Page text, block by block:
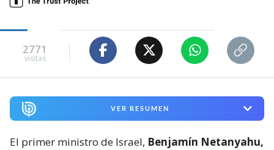
2771
visitas
VER RESUMEN
El primer ministro de Israel, Benjamín Netanyahu,